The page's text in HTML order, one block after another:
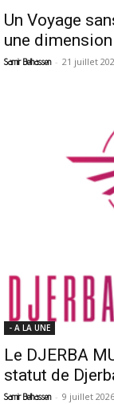
Un Voyage
une
Samir Belhassen - 21 juillet
- A LA UNE
Le DJERBA
statut de
Samir Belhassen - 9 juillet 2026